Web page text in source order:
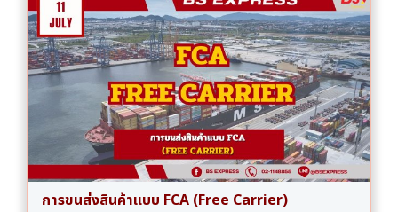
การขนส่งสินค้าแบบ FCA (Free Carrier)